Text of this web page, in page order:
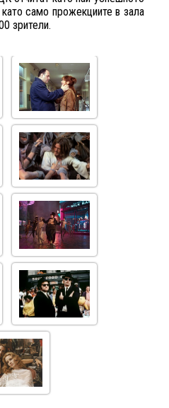
само прожекциите в зала
зрители.